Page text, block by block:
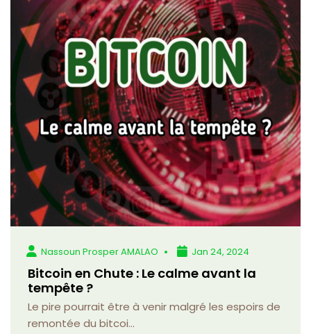
Nassoun Prosper AMALAO Jan 24, 2024
Bitcoin en Chute : Le calme avant la
tempête ?
Le pire pourrait être à venir malgré les espoirs de
remontée du bitcoi...